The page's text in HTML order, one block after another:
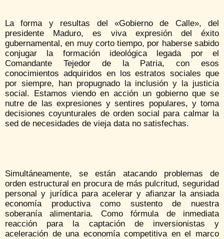
La forma y resultas del «Gobierno de Calle», del
presidente Maduro, es viva expresión del éxito
gubernamental, en muy corto tiempo, por haberse sabido
conjugar la formación ideológica legada por el
Comandante Tejedor de la Patria, con esos
conocimientos adquiridos en los estratos sociales que
por siempre, han propugnado la inclusión y la justicia
social. Estamos viendo en acción un gobierno que se
nutre de las expresiones y sentires populares, y toma
decisiones coyunturales de orden social para calmar la
sed de necesidades de vieja data no satisfechas.
Simultáneamente, se están atacando problemas de
orden estructural en procura de más pulcritud, seguridad
personal y jurídica para acelerar y afianzar la ansiada
economía productiva como sustento de nuestra
soberanía alimentaria. Como fórmula de inmediata
reacción para la captación de inversionistas y
aceleración de una economía competitiva en el marco